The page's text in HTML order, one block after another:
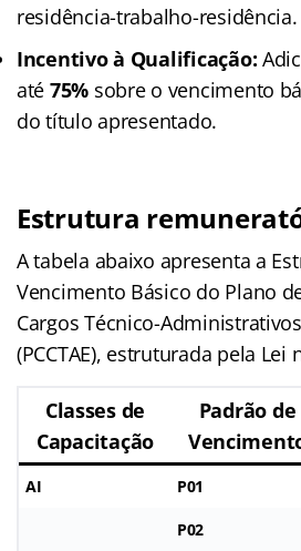
residência-trabalho-residência.
Incentivo à Qualificação:
até 75% sobre o vencimento
do título apresentado.
Estrutura
A tabela abaixo apresenta a
Vencimento Básico do Plano
Cargos Técnico-
(PCCTAE), estruturada pela Lei
Classes de
Capacitação
Padrão de
AI P01
P02